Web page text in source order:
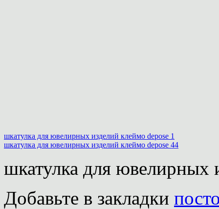
шкатулка для ювелирных изделий клеймо depose 1
шкатулка для ювелирных изделий клеймо depose 44
шкатулка для ювелирных
Добавьте в закладки